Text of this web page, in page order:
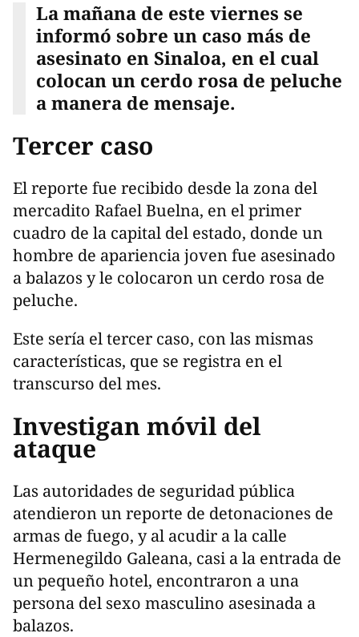
La mañana de este viernes se
informó sobre un caso más de
asesinato en Sinaloa, en el cual
colocan un cerdo rosa de peluche
a manera de mensaje.
Tercer caso
El reporte fue recibido desde la zona del
mercadito Rafael Buelna, en el primer
cuadro de la capital del estado, donde un
hombre de apariencia joven fue asesinado
a balazos y le colocaron un cerdo rosa de
peluche.
Este sería el tercer caso, con las mismas
características, que se registra en el
transcurso del mes.
Investigan móvil del
ataque
Las autoridades de seguridad pública
atendieron un reporte de detonaciones de
armas de fuego, y al acudir a la calle
Hermenegildo Galeana, casi a la entrada de
un pequeño hotel, encontraron a una
persona del sexo masculino asesinada a
balazos.